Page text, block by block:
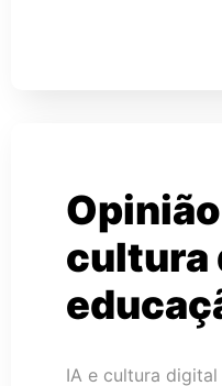
cultura
IA e cultura digital